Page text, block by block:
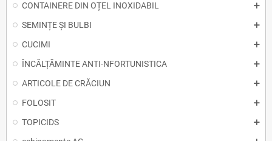
CONTAINERE DIN OȚEL INOXIDABIL
SEMINȚE ȘI BULBI
CUCIMI
ÎNCĂLȚĂMINTE ANTI-NFORTUNISTICA
ARTICOLE DE CRĂCIUN
FOLOSIT
TOPICIDS